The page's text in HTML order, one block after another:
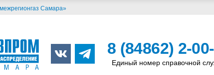
Самара»
8 (84862) 2-
Единый номер справочной